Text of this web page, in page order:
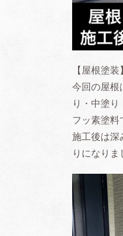
【屋根塗装
今回の屋根
り・中塗り
フッ素塗料
施工後は深
りになりま